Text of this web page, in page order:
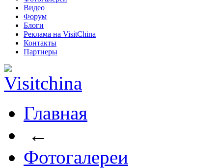
Видео
Форум
Блоги
Реклама на VisitChina
Контакты
Партнеры
Главная
←
Фотогалереи